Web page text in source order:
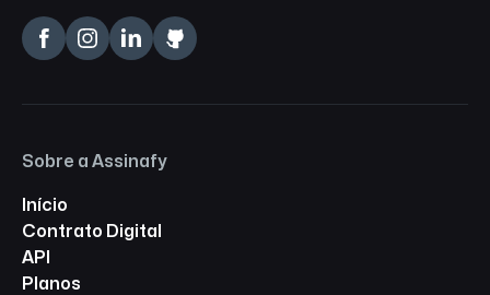
Sobre a Assinafy
Início
Contrato Digital
API
Planos